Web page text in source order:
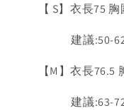
【 S】衣長75
建議:50-
【M】衣長76.5
建議:63-